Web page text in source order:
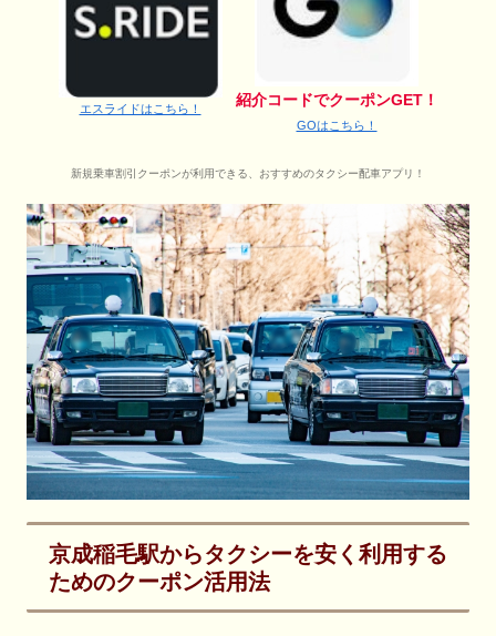
エスライドはこちら！
紹介コードでクーポンGET！
GOはこちら！
新規乗車割引クーポンが利用できる、おすすめのタクシー配車アプリ！
京成稲毛駅からタクシーを安く利用する
ためのクーポン活用法